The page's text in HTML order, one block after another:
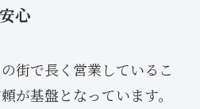
心
街で長く営業しているこ
が基盤となっています。